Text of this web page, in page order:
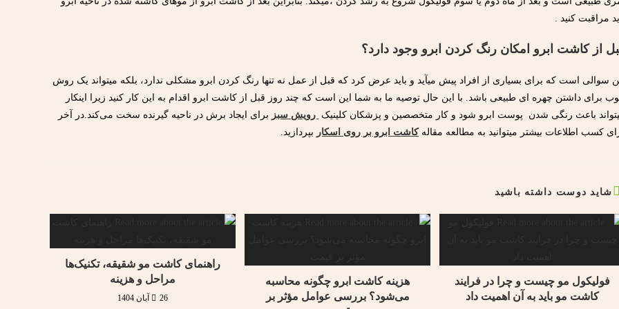
مراقبت کنید .
از کاشت ابرو امکان رنگ کردن ابرو وجود دارد؟
سوالی است که برای بسیاری از افراد پیش میآید و باید عرض کرد که قبل از عمل نه تنها رنگ کردن ابرو مشکلی ندارد، بلکه میتواند یک روش
برای داشتن چهره ای طبیعی باشد. با این حال توصیه ما به شما این است که چند روز قبل از کاشت ابرو اقدام به این کار کنید زیرا اینکار
باعث رنگی شدن پوست ابرو شود و کار متخصصین و پزشکان کلینیک رویش سبز برای ایجاد برش در ناحیه گیرنده سخت می‌کند.در آخر
کسب اطلاعات بیشتر میتوانید به مطالعه مقالهکاشت ابرو بر روی اسکار بپردازید.
شاید دوست داشته باشید
فولیکول مو چیست و چرا در فرایند
کاشت مو باید به آن اهمیت داد
هزینه کاشت ابرو چگونه محاسبه
می‌شود؟ بررسی عوامل مؤثر بر
راهنمای کاشت مو شقیقه، تکنیک‌ها
مراحل و هزینه
26 آبان 1404